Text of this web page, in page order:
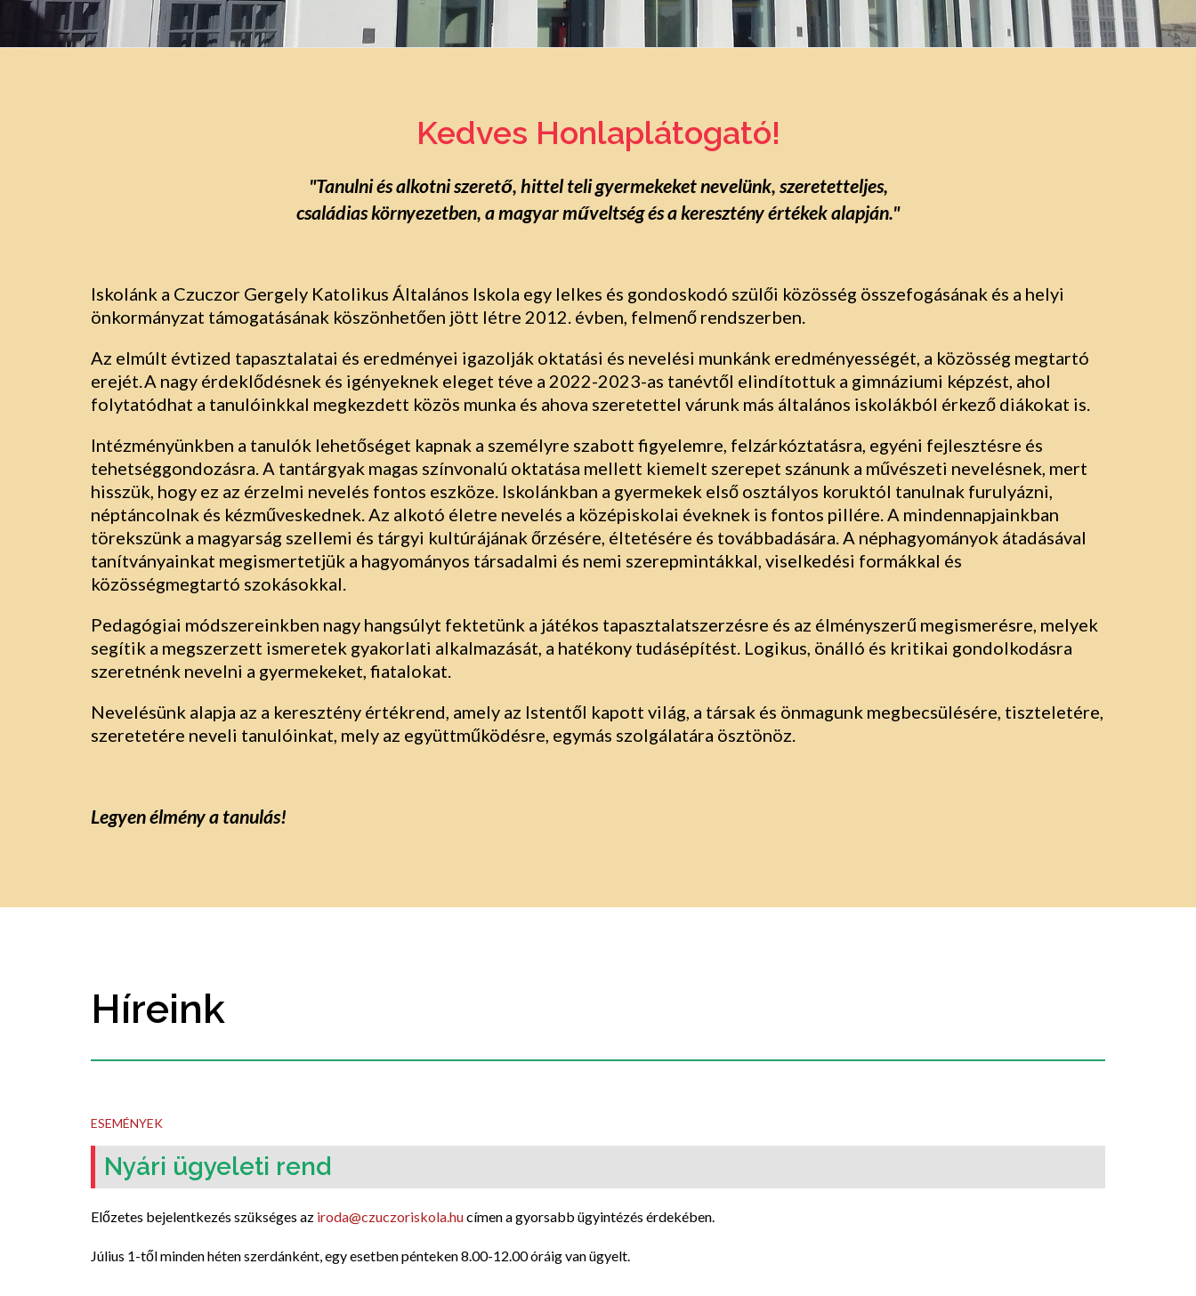
Kedves Honlaplátogató!
"Tanulni és alkotni szerető, hittel teli gyermekeket nevelünk, szeretetteljes,
családias környezetben, a magyar műveltség és a keresztény értékek alapján."
Iskolánk a Czuczor Gergely Katolikus Általános Iskola egy lelkes és gondoskodó szülői közösség összefogásának és a helyi
önkormányzat támogatásának köszönhetően jött létre 2012. évben, felmenő rendszerben.
Az elmúlt évtized tapasztalatai és eredményei igazolják oktatási és nevelési munkánk eredményességét, a közösség megtartó
erejét. A nagy érdeklődésnek és igényeknek eleget téve a 2022-2023-as tanévtől elindítottuk a gimnáziumi képzést, ahol
folytatódhat a tanulóinkkal megkezdett közös munka és ahova szeretettel várunk más általános iskolákból érkező diákokat is.
Intézményünkben a tanulók lehetőséget kapnak a személyre szabott figyelemre, felzárkóztatásra, egyéni fejlesztésre és
tehetséggondozásra. A tantárgyak magas színvonalú oktatása mellett kiemelt szerepet szánunk a művészeti nevelésnek, mert
hisszük, hogy ez az érzelmi nevelés fontos eszköze. Iskolánkban a gyermekek első osztályos koruktól tanulnak furulyázni,
néptáncolnak és kézműveskednek. Az alkotó életre nevelés a középiskolai éveknek is fontos pillére. A mindennapjainkban
törekszünk a magyarság szellemi és tárgyi kultúrájának őrzésére, éltetésére és továbbadására. A néphagyományok átadásával
tanítványainkat megismertetjük a hagyományos társadalmi és nemi szerepmintákkal, viselkedési formákkal és
közösségmegtartó szokásokkal.
Pedagógiai módszereinkben nagy hangsúlyt fektetünk a játékos tapasztalatszerzésre és az élményszerű megismerésre, melyek
segítik a megszerzett ismeretek gyakorlati alkalmazását, a hatékony tudásépítést. Logikus, önálló és kritikai gondolkodásra
szeretnénk nevelni a gyermekeket, fiatalokat.
Nevelésünk alapja az a keresztény értékrend, amely az Istentől kapott világ, a társak és önmagunk megbecsülésére, tiszteletére,
szeretetére neveli tanulóinkat, mely az együttműködésre, egymás szolgálatára ösztönöz.
Legyen élmény a tanulás!
Híreink
ESEMÉNYEK
Nyári ügyeleti rend
Előzetes bejelentkezés szükséges az iroda@czuczoriskola.hucímen a gyorsabb ügyintézés érdekében.
Július 1-től minden héten szerdánként, egy esetben pénteken 8.00-12.00 óráig van ügyelt.